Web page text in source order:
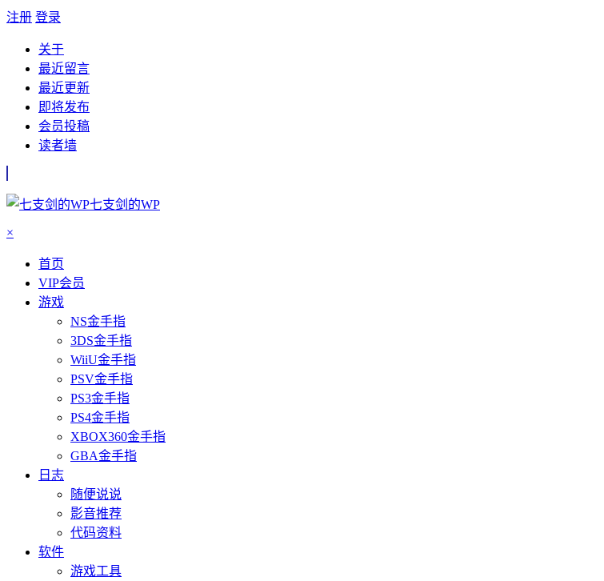
注册 登录
关于
最近留言
最近更新
即将发布
会员投稿
读者墙
七支剑的WP
×
首页
VIP会员
游戏
NS金手指
3DS金手指
WiiU金手指
PSV金手指
PS3金手指
PS4金手指
XBOX360金手指
GBA金手指
日志
随便说说
影音推荐
代码资料
软件
游戏工具